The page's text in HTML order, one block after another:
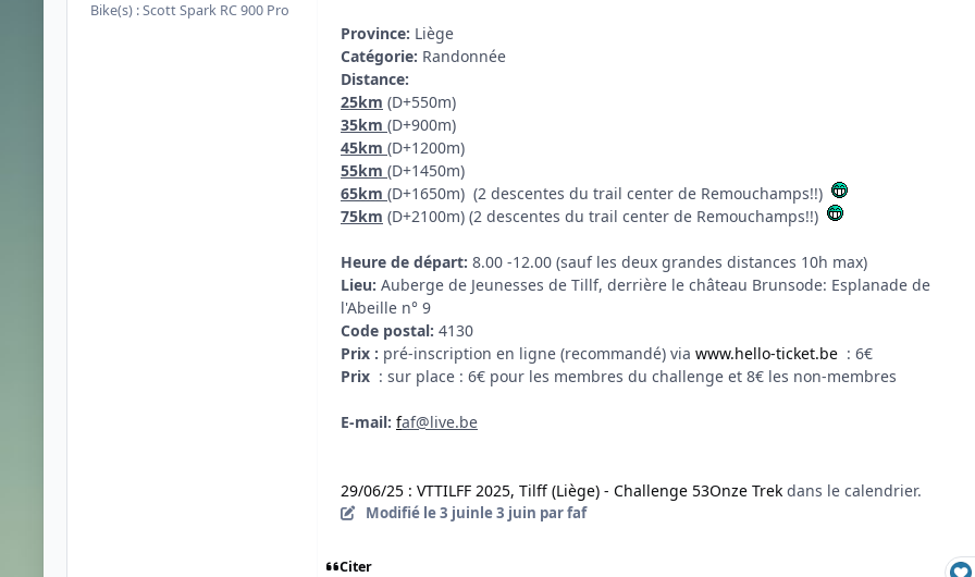
Bike(s) :Scott Spark RC 900 Pro
Province: Liège
Catégorie: Randonnée
Distance:
25km (D+550m)
35km (D+900m)
45km (D+1200m)
55km (D+1450m)
65km (D+1650m) (2 descentes du trail center de Remouchamps!!)
75km (D+2100m) (2 descentes du trail center de Remouchamps!!)
Heure de départ: 8.00 -12.00 (sauf les deux grandes distances 10h max)
Lieu: Auberge de Jeunesses de Tillf, derrière le château Brunsode: Esplanade de
l'Abeille n° 9
Code postal: 4130
Prix : pré-inscription en ligne (recommandé) via www.hello-ticket.be : 6€
Prix : sur place : 6€ pour les membres du challenge et 8€ les non-membres
E-mail: faf@live.be
29/06/25 : VTTILFF 2025, Tilff (Liège) - Challenge 53Onze Trek dans le calendrier.
Modifié le 3 juinle 3 juin par faf
Citer